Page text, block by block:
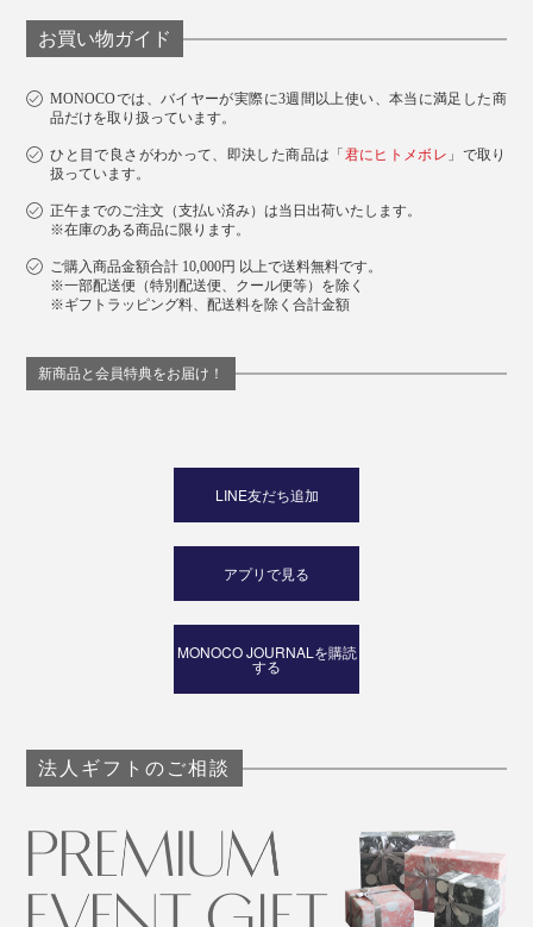
茶と向き合う姿勢も、心に染み入る味わいです。
お買い物ガイド
MONOCOでは、バイヤーが実際に3週間以上使い、本当に満足した商
品だけを取り扱っています。
ひと目で良さがわかって、即決した商品は「君にヒトメボレ 」で取り
扱っています。
正午までのご注文（支払い済み）は当日出荷いたします。
※在庫のある商品に限ります。
ご購入商品金額合計 10,000円 以上で送料無料です。
※一部配送便（特別配送便、クール便等）を除く
※ギフトラッピング料、配送料を除く合計金額
新商品と会員特典をお届け！
LINE友だち追加
アプリで見る
MONOCO JOURNALを購読
する
法人ギフトのご相談